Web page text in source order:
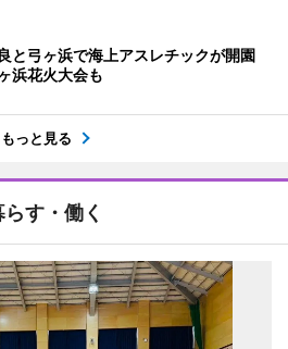
と弓ヶ浜で海上アスレチックが開園
浜花火大会も
もっと見る
らす・働く